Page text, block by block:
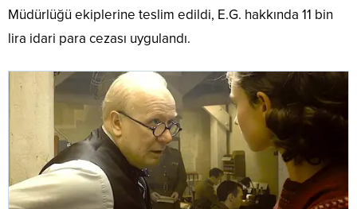
Müdürlüğü ekiplerine teslim edildi, E.G. hakkında 11 bin
lira idari para cezası uygulandı.